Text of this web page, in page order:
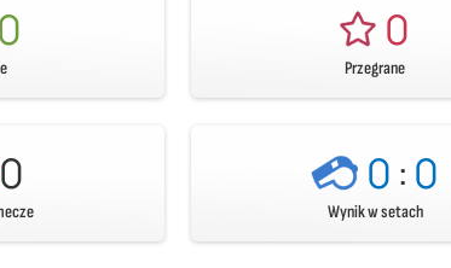
0 0
Przegrane
0 0:0
Wynik w setach